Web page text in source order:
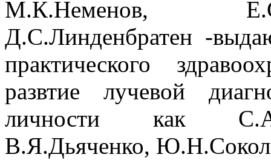
М.К.Неменов,
Д.С.Линденбратен -
практического
развтие лучевой
личности как
В.Я.Дьяченко,